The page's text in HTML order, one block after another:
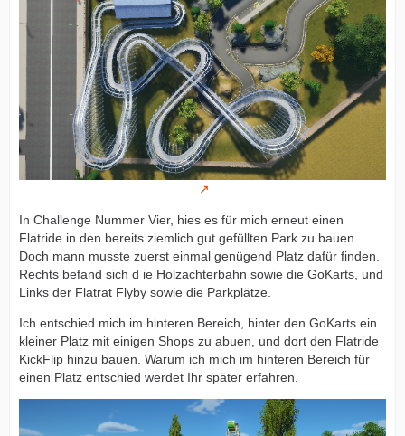
In Challenge Nummer Vier, hies es für mich erneut einen
Flatride in den bereits ziemlich gut gefüllten Park zu bauen.
Doch mann musste zuerst einmal genügend Platz dafür finden.
Rechts befand sich d ie Holzachterbahn sowie die GoKarts, und
Links der Flatrat Flyby sowie die Parkplätze.
Ich entschied mich im hinteren Bereich, hinter den GoKarts ein
kleiner Platz mit einigen Shops zu abuen, und dort den Flatride
KickFlip hinzu bauen. Warum ich mich im hinteren Bereich für
einen Platz entschied werdet Ihr später erfahren.